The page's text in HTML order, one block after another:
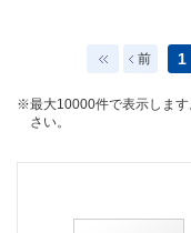
前 1
※最大10000件で表示します
さい。